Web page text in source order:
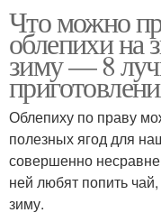
Что можно
облепихи на
зиму — 8
Облепиху по праву
полезных ягод для
совершенно
ней любят попить
зиму.